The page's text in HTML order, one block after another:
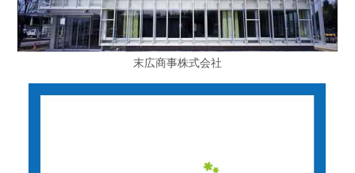
末広商事株式会社